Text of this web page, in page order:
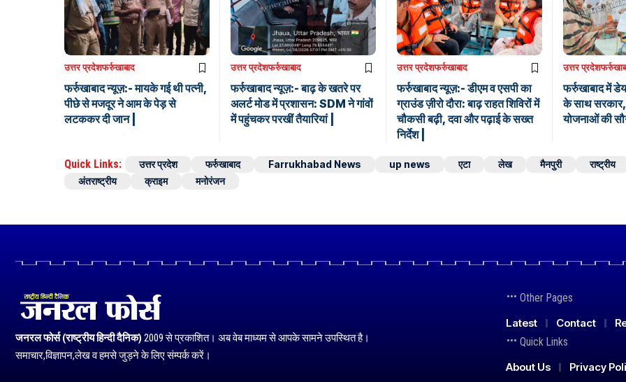
उत्तर प्रदेशफर्रुखाबाद
फर्रुखाबाद न्यूज़:- मायके गई थी पत्नी,
पीछे से मजदूर ने आम के पेड़ से
लटककर दी जान |
उत्तर प्रदेशफर्रुखाबाद
फर्रुखाबाद न्यूज़:- बाढ़ के खतरे पर
अलर्ट मोड में प्रशासन: SDM ने गांवों
में पहुंचकर परखीं तैयारियां |
उत्तर प्रदेशफर्रुखाबाद
फर्रुखाबाद न्यूज़:- डीएम व एसपी का
ग्राउंड ज़ीरो दौरा: बाढ़ राहत शिविरों में
चौकसी बढ़ी, दवा और पढ़ाई के सख्त
निर्देश |
उत्तर प्रदेश
फर्रुखाबाद में
के साथ सरकार,
योजनाओं की
Quick Links: उत्तर प्रदेश फर्रुखाबाद Farrukhabad News up news एटा लेख मैनपुरी
राष्ट्रीय
अंतराष्ट्रीय
क्राइम मनोरंजन
जनरल फोर्स (राष्ट्रीय हिन्दी दैनिक) 2009 से प्रकाशित। अब वेब माध्यम से आपके सामने उपस्थित है।
समाचार,विज्ञापन,लेख व हमसे जुड़ने के लिए संम्पर्क करें।
Other Pages
Latest
Contact
Quick Links
About Us
Privacy